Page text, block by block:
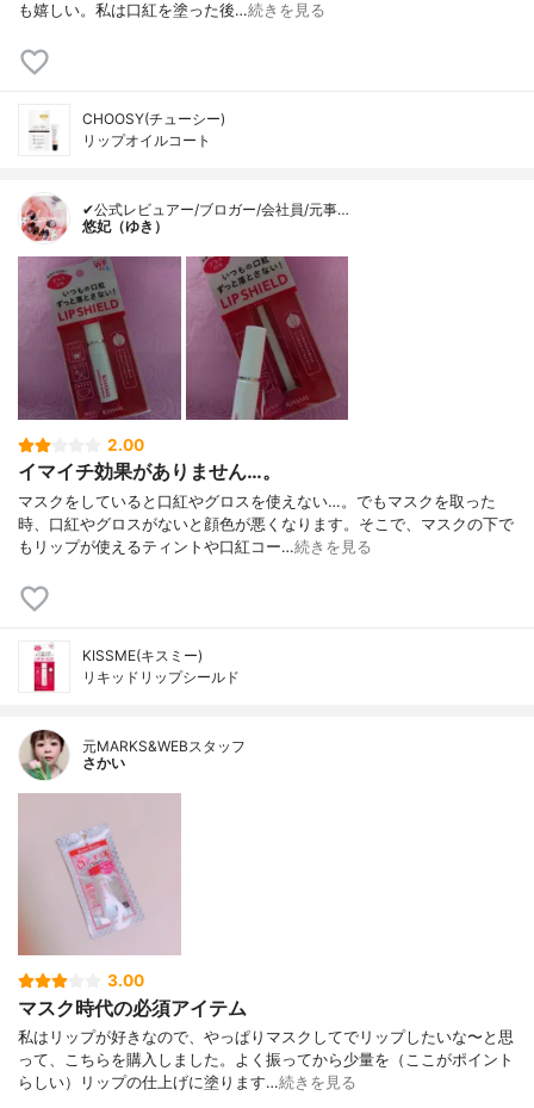
も嬉しい。私は口紅を塗った後…続きを見る
CHOOSY(チューシー)
リップオイルコート
✔公式レビュアー/ブロガー/会社員/元事…
悠妃（ゆき）
2.00
イマイチ効果がありません…。
マスクをしていると口紅やグロスを使えない…。でもマスクを取った
時、口紅やグロスがないと顔色が悪くなります。そこで、マスクの下で
もリップが使えるティントや口紅コー…続きを見る
KISSME(キスミー)
リキッドリップシールド
元MARKS&WEBスタッフ
さかい
3.00
マスク時代の必須アイテム
私はリップが好きなので、やっぱりマスクしてでリップしたいな〜と思
って、こちらを購入しました。よく振ってから少量を（ここがポイント
らしい）リップの仕上げに塗ります…続きを見る